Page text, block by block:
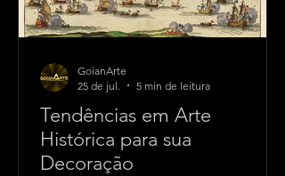
Tendências em Arte
Histórica para sua
Decoração
GoianArte
25 de jul.
5 min de leitura